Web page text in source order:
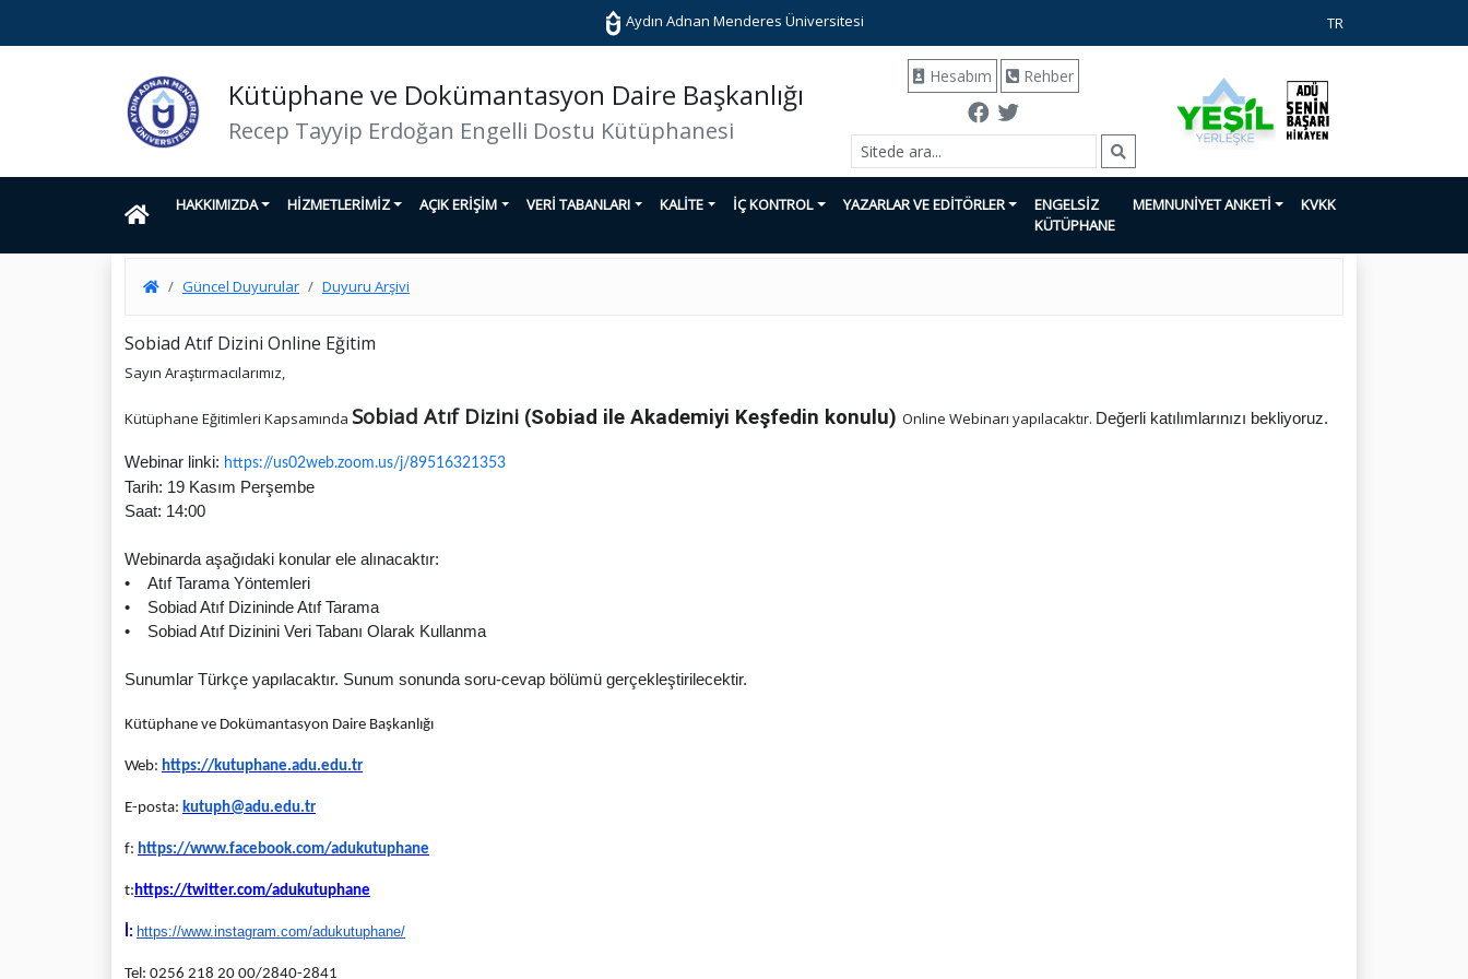
Aydın Adnan Menderes Üniversitesi TR
Kütüphane ve Dokümantasyon Daire Başkanlığı
Recep Tayyip Erdoğan Engelli Dostu Kütüphanesi
Hesabım Rehber
HAKKIMIZDA HİZMETLERİMİZ AÇIK ERİŞİM VERİ TABANLARI KALİTE İÇ KONTROL YAZARLAR VE EDİTÖRLER
ENGELSİZ
KÜTÜPHANE
MEMNUNİYET ANKETİ KVKK
Güncel Duyurular Duyuru Arşivi
Sobiad Atıf Dizini Online Eğitim
Sayın Araştırmacılarımız,
Kütüphane Eğitimleri Kapsamında Sobiad Atıf Dizini (Sobiad ile Akademiyi Keşfedin konulu) Online Webinarı yapılacaktır. Değerli katılımlarınızı bekliyoruz.
Webinar linki: https://us02web.zoom.us/j/89516321353
Tarih: 19 Kasım Perşembe
Saat: 14:00
Webinarda aşağıdaki konular ele alınacaktır:
• Atıf Tarama Yöntemleri
• Sobiad Atıf Dizininde Atıf Tarama
• Sobiad Atıf Dizinini Veri Tabanı Olarak Kullanma
Sunumlar Türkçe yapılacaktır. Sunum sonunda soru-cevap bölümü gerçekleştirilecektir.
Kütüphane ve Dokümantasyon Daire Başkanlığı
Web: https://kutuphane.adu.edu.tr
E-posta: kutuph@adu.edu.tr
f: https://www.facebook.com/adukutuphane
t:https://twitter.com/adukutuphane
İ: https://www.instagram.com/adukutuphane/
Tel: 0256 218 20 00/2840-2841